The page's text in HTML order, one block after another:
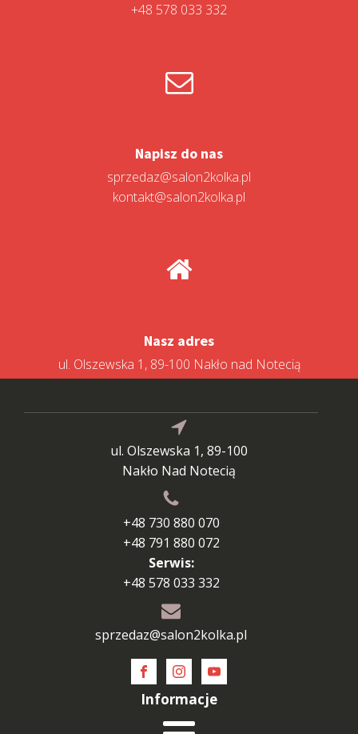
+48 578 033 332
Napisz do nas
sprzedaz@salon2kolka.pl
kontakt@salon2kolka.pl
Nasz adres
ul. Olszewska 1, 89-100 Nakło nad Notecią
ul. Olszewska 1, 89-100
Nakło Nad Notecią
+48 730 880 070
+48 791 880 072
Serwis:
+48 578 033 332
sprzedaz@salon2kolka.pl
Informacje